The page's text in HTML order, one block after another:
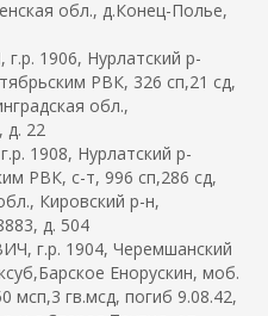
обл., д.Конец-Полье,
1906, Нурлатский р-
РВК, 326 сп,21 сд,
обл.,
д. 22
1908, Нурлатский р-
РВК, с-т, 996 сп,286 сд,
Кировский р-н,
д. 504
г.р. 1904, Черемшанский
Енорускин, моб.
мсп,3 гв.мсд, погиб 9.08.42,